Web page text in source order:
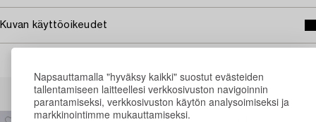
Napsauttamalla "hyväksy kaikki" suostut evästeiden
tallentamiseen laitteellesi verkkosivuston navigoinnin
parantamiseksi, verkkosivuston käytön analysoimiseksi ja
markkinointimme mukauttamiseksi.
Kuvan käyttöoikeudet
Muiden katsomia kohteita